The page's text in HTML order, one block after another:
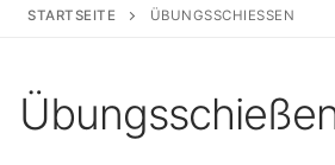
STARTSEITE ÜBUNGSSCHIESSEN